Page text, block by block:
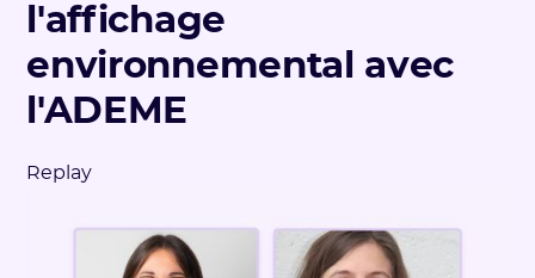
l'affichage
environnemental avec
l'ADEME
Replay